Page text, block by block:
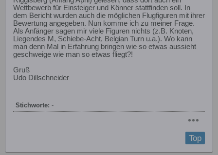
Wettbewerb für Einsteiger und Könner stattfinden soll. In
dem Bericht wurden auch die möglichen Flugfiguren mit ihrer
Bewertung angegeben. Nun komme ich zu meiner Frage.
Als Anfänger sagen mir viele Figuren nichts (z.B. Knoten,
Liegendes M, Schiebe-Acht, Belgian Turn u.a.). Wo kann
man denn Mal in Erfahrung bringen wie so etwas aussieht
geschweige wie man so etwas fliegt?!
Gruß
Udo Dillschneider
Stichworte: -
Top